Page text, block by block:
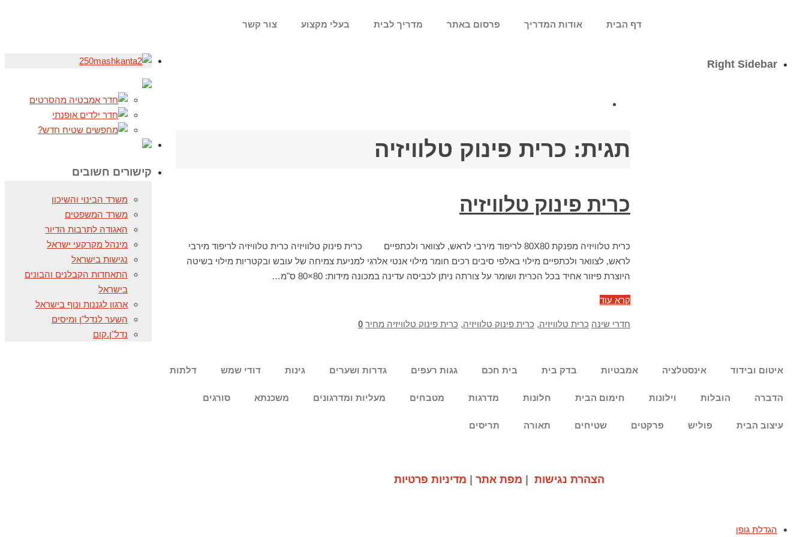
דף הבית אודות המדריך פרסום באתר מדריך לבית בעלי מקצוע צור קשר
תגית: כרית פינוק טלוויזיה
כרית פינוק טלוויזיה
כרית טלוויזיה מפנקת 80X80 לריפוד מירבי לראש, לצוואר ולכתפיים כרית פינוק טלוויזיה כרית טלוויזיה לריפוד מירבי
לראש, לצוואר ולכתפיים מילוי באלפי סיבים רכים חומר מילוי אנטי אלרגי למניעת צמיחה של עובש ובקטריות מילוי בשיטה
היוצרת פיזור אחיד בכל הכרית ושומר על צורתה ניתן לכביסה עדינה במכונה מידות: 80×80 ס"מ…
קרא עוד
חדרי שינה כרית טלוויזיה, כרית פינוק טלוויזיה, כרית פינוק טלוויזיה מחיר 0
קישורים חשובים
משרד הבינוי והשיכון
משרד המשפטים
האגודה לתרבות הדיור
מינהל מקרקעי ישראל
נגישות בישראל
התאחדות הקבלנים והבונים
בישראל
ארגון לגננות ונוף בישראל
השער לנדל"ן ומיסים
נדל"ן.קום
Right Sidebar
איטום ובידוד אינסטלציה אמבטיות בדק בית בית חכם גגות רעפים גדרות ושערים גינות דודי שמש דלתות
הדברה הובלות וילונות חימום הבית חלונות מדרגות מטבחים מעליות ומדרגונים משכנתא סורגים
עיצוב הבית פוליש פרקטים שטיחים תאורה תריסים
הצהרת נגישות| מפת אתר| מדיניות פרטיות
הגדלת גופן